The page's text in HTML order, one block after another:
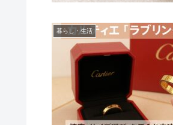
暮らし・生活